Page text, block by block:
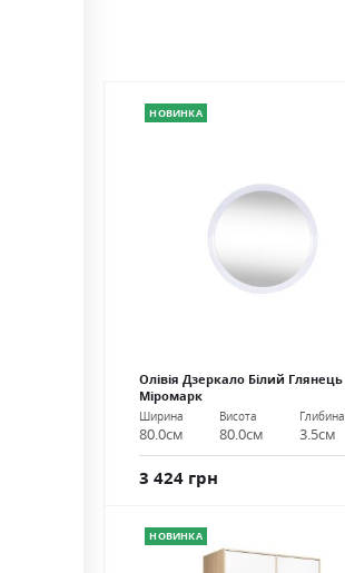
НОВИНКА
Олівія Дзеркало Білий Глянець
Міромарк
Ширина
80.0см
Висота
80.0см
Глибина
3.5см
3 424 грн
НОВИНКА